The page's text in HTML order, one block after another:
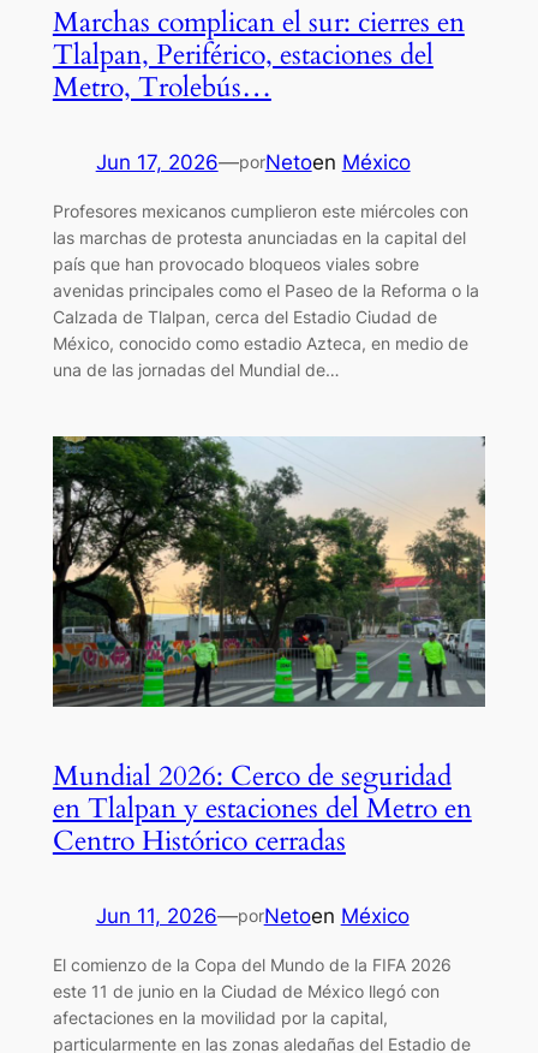
Marchas complican el sur: cierres en
Tlalpan, Periférico, estaciones del
Metro, Trolebús…
Jun 17, 2026—porNetoen México
Profesores mexicanos cumplieron este miércoles con
las marchas de protesta anunciadas en la capital del
país que han provocado bloqueos viales sobre
avenidas principales como el Paseo de la Reforma o la
Calzada de Tlalpan, cerca del Estadio Ciudad de
México, conocido como estadio Azteca, en medio de
una de las jornadas del Mundial de…
Mundial 2026: Cerco de seguridad
en Tlalpan y estaciones del Metro en
Centro Histórico cerradas
Jun 11, 2026—porNetoen México
El comienzo de la Copa del Mundo de la FIFA 2026
este 11 de junio en la Ciudad de México llegó con
afectaciones en la movilidad por la capital,
particularmente en las zonas aledañas del Estadio de